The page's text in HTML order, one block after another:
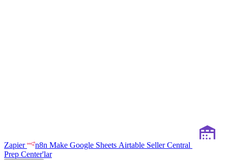
Zapier n8n Make Google Sheets Airtable Seller Central
Prep Center'lar